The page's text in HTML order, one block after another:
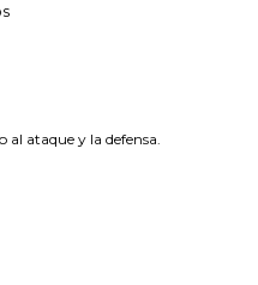
al ataque y la defensa.